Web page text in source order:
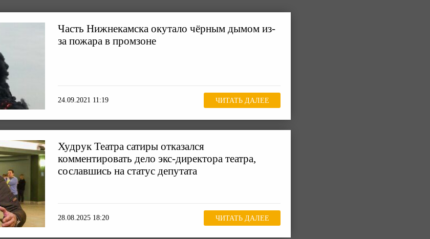
Часть Нижнекамска окутало чёрным дымом из-
за пожара в промзоне
24.09.2021 11:19 ЧИТАТЬ ДАЛЕЕ
Худрук Театра сатиры отказался
комментировать дело экс-директора театра,
сославшись на статус депутата
28.08.2025 18:20 ЧИТАТЬ ДАЛЕЕ